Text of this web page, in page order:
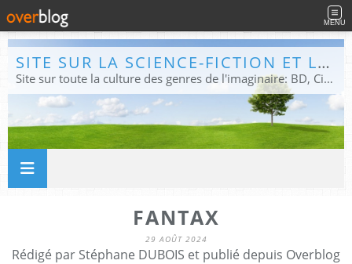
MENU
SITE SUR LA SCIENCE-FICTION ET LE FANTASTIQUE
Site sur toute la culture des genres de l'imaginaire: BD, Cinéma, Livre, Jeux, Théâtre. Présent dans les principaux festivals de film fantastique e de science-fiction, salons et conventions.
FANTAX
29 AOÛT 2024
Rédigé par Stéphane DUBOIS et publié depuis Overblog